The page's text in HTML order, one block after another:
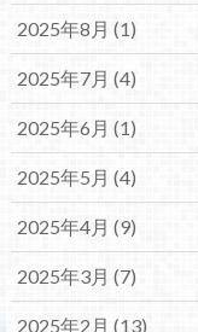
2025年8月 (1)
2025年7月 (4)
2025年6月 (1)
2025年5月 (4)
2025年4月 (9)
2025年3月 (7)
2025年2月 (13)